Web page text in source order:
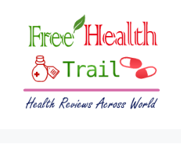
content